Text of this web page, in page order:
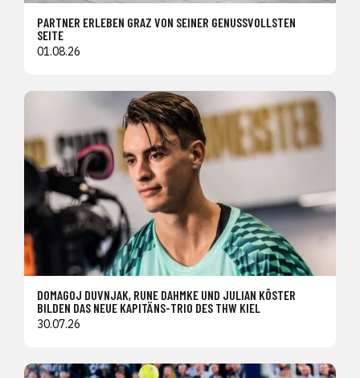
PARTNER ERLEBEN GRAZ VON SEINER GENUSSVOLLSTEN
SEITE
01.08.26
DOMAGOJ DUVNJAK, RUNE DAHMKE UND JULIAN KÖSTER
BILDEN DAS NEUE KAPITÄNS-TRIO DES THW KIEL
30.07.26